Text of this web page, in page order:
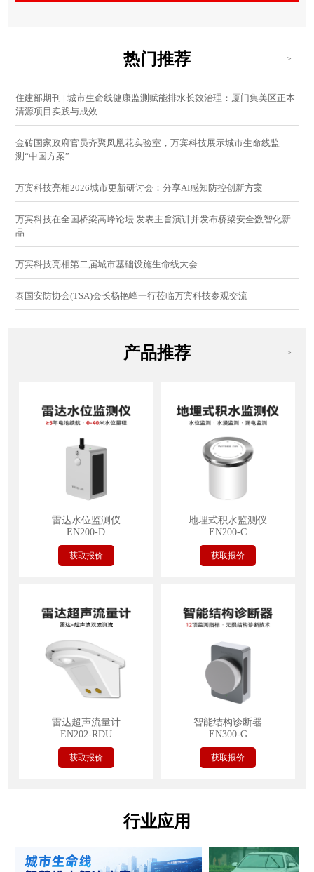
热门推荐 >
住建部期刊 | 城市生命线健康监测赋能排水长效治理：厦门集美区正本
清源项目实践与成效
金砖国家政府官员齐聚凤凰花实验室，万宾科技展示城市生命线监
测“中国方案”
万宾科技亮相2026城市更新研讨会：分享AI感知防控创新方案
万宾科技在全国桥梁高峰论坛 发表主旨演讲并发布桥梁安全数智化新
品
万宾科技亮相第二届城市基础设施生命线大会
泰国安防协会(TSA)会长杨艳峰一行莅临万宾科技参观交流
产品推荐 >
雷达水位监测仪
EN200-D
获取报价
地埋式积水监测仪
EN200-C
获取报价
雷达超声流量计
EN202-RDU
获取报价
智能结构诊断器
EN300-G
获取报价
行业应用